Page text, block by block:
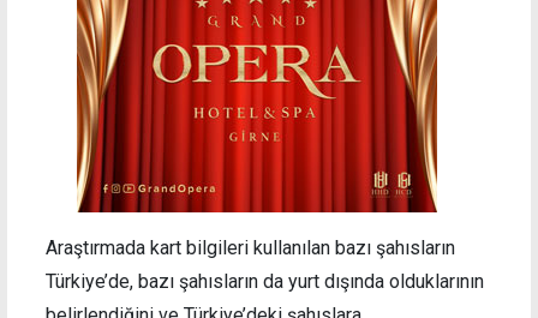
Araştırmada kart bilgileri kullanılan bazı şahısların
Türkiye’de, bazı şahısların da yurt dışında olduklarının